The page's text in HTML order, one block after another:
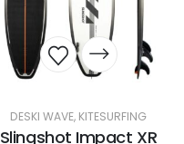
DESKI WAVE, KITESURFING
Slingshot Impact XR